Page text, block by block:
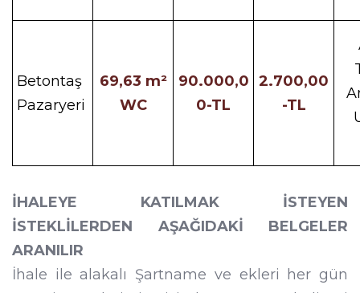
Betontaş
Pazaryeri
69,63 m²
WC
90.000,0
0-TL
2.700,00
-TL
İHALEYE KATILMAK İSTEYEN
İSTEKLİLERDEN AŞAĞIDAKİ BELGELER
ARANILIR
İhale ile alakalı Şartname ve ekleri her gün